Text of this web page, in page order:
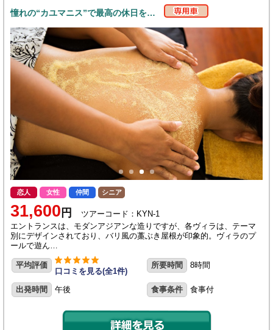
憧れの“カユマニス”で最高の休日を…
恋人 女性 仲間 シニア
31,600 円
ツアーコード：KYN-1
エントランスは、モダンアジアンな造りですが、各ヴィラは、テーマ
別にデザインされており、バリ風の藁ぶき屋根が印象的。ヴィラのプ
ールで遊ん…
平均評価
口コミを見る(全1件)
所要時間 8時間
出発時間 午後 食事条件 食事付